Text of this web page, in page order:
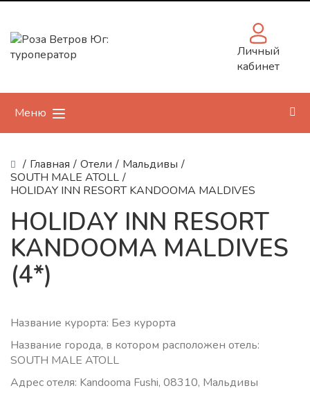
Личный
кабинет
Меню
/ Главная / Отели / Мальдивы /
SOUTH MALE ATOLL /
HOLIDAY INN RESORT KANDOOMA MALDIVES
HOLIDAY INN RESORT
KANDOOMA MALDIVES
(4*)
Название курорта: Без курорта
Название города, в котором расположен отель:
SOUTH MALE ATOLL
Адрес отеля: Kandooma Fushi, 08310, Мальдивы